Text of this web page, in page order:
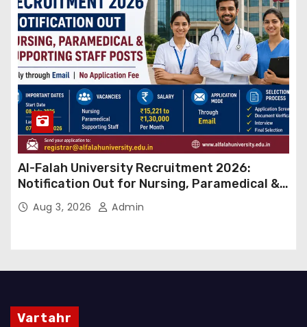
Al-Falah University Recruitment 2026:
Notification Out for Nursing, Paramedical &
Supporting Staff Posts, Apply Through Email
Aug 3, 2026 Admin
Vartahr